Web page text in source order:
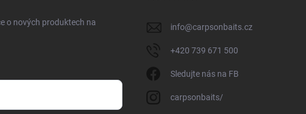
o nových produktech na
info@carpsonbaits.cz
+420 739 671 500
Sledujte nás na FB
carpsonbaits/